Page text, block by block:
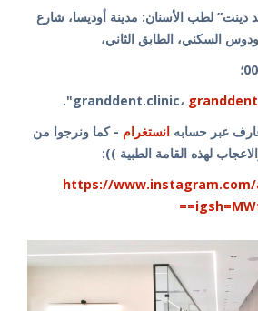
دينت” لطب الأسنان: مدينة أوديسا، شارع
".
عبر حسابه انستغرام - كما ونرجوا من
لهذه القامة الطبية )):
https://www.instagram.com/